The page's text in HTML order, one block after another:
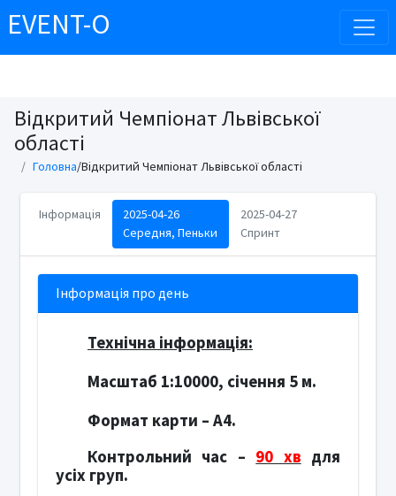
EVENT-O
Відкритий Чемпіонат Львівської
області
Головна/Відкритий Чемпіонат Львівської області
Інформація
2025-04-26
Середня, Пеньки
2025-04-27
Спринт
Інформація про день
Технічна інформація:
Масштаб 1:10000, січення 5 м.
Формат карти – А4.
Контрольний час – 90 хв для
усіх груп.